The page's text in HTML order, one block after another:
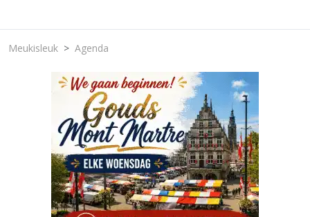
Meukisleuk Agenda